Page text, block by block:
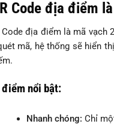
Code địa điểm
địa điểm là mã vạch
mã, hệ thống sẽ hiển
nổi bật:
Nhanh chóng: Chỉ